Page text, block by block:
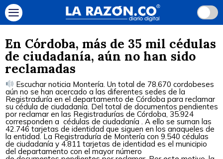
En Córdoba, más de 35 mil cédulas
de ciudadanía, aún no han sido
reclamadas
Escuchar noticia Montería. Un total de 78.670 cordobeses
aún no se han acercado a las diferentes sedes de la
Registraduría en el departamento de Córdoba para reclamar
su cédula de ciudadanía. Del total de documentos pendientes
por reclamar en las Registradurías de Córdoba, 35.924
corresponden a cédulas de ciudadanía . A ello se suman las
42.746 tarjetas de identidad que siguen en los anaqueles de
la entidad. La Registraduría de Montería con 9.540 cédulas
de ciudadanía y 4.811 tarjetas de identidad es el municipio
del departamento con el mayor número